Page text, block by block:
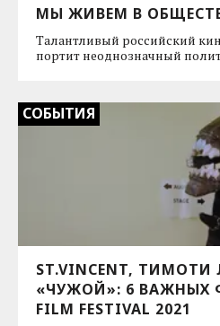
МЫ ЖИВЕМ В
Талантливый российский
портит неоднозначный
СОБЫТИЯ
ST.VINCENT,
«ЧУЖОЙ»: 6 ВАЖНЫХ
FILM FESTIVAL 2021